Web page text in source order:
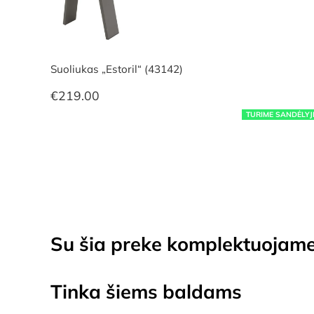
TURIME
Suoliukas „Estoril“ (43142)
€219.00
Su šia preke
Tinka šiems baldams